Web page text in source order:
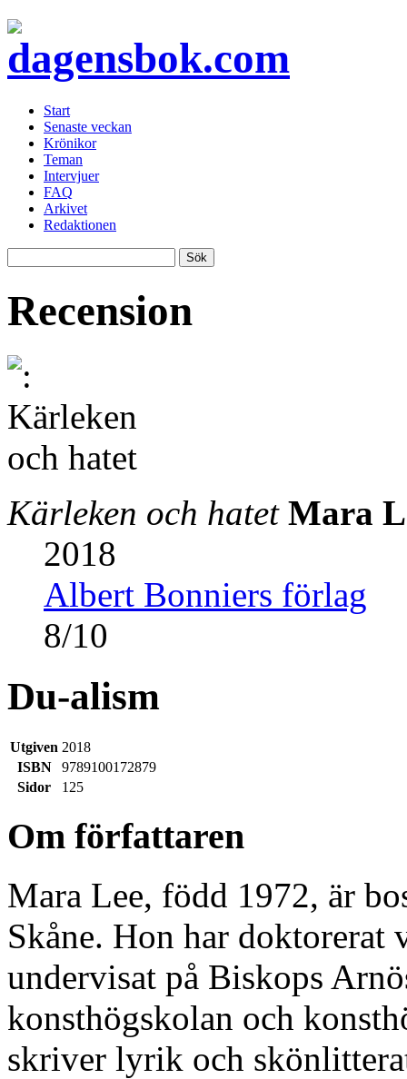
Start
Senaste veckan
Krönikor
Teman
Intervjuer
FAQ
Arkivet
Redaktionen
Recension
Kärleken och hatet Mara
2018
Albert Bonniers förlag
8/10
Du-alism
Utgiven 2018
ISBN
9789100172879
Sidor
125
Om författaren
Mara Lee, född 1972, är
Skåne. Hon har doktorerat
undervisat på Biskops
konsthögskolan och
skriver lyrik och